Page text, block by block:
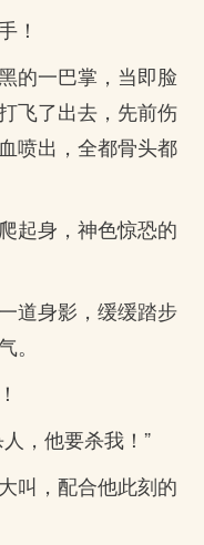
！
的一巴掌，当即脸
飞了出去，先前伤
喷出，全都骨头都
起身，神色惊恐的
道身影，缓缓踏步
，他要杀我！”
叫，配合他此刻的